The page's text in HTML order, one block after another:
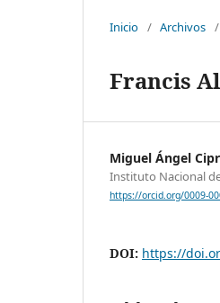
Inicio / Archivos /
Francis
Miguel Ángel
Instituto Nacional
https://orcid.org/0009-
DOI: https://